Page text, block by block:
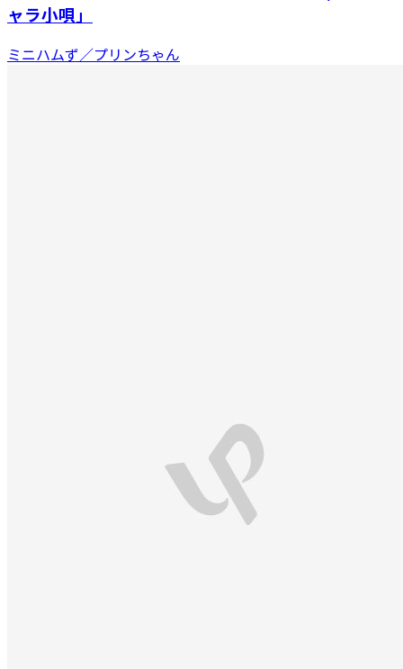
ャラ小唄」
ミニハムず／プリンちゃん